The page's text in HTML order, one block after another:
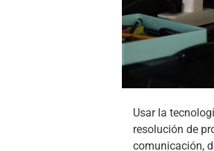
Usar la
resolución de
comunicación,